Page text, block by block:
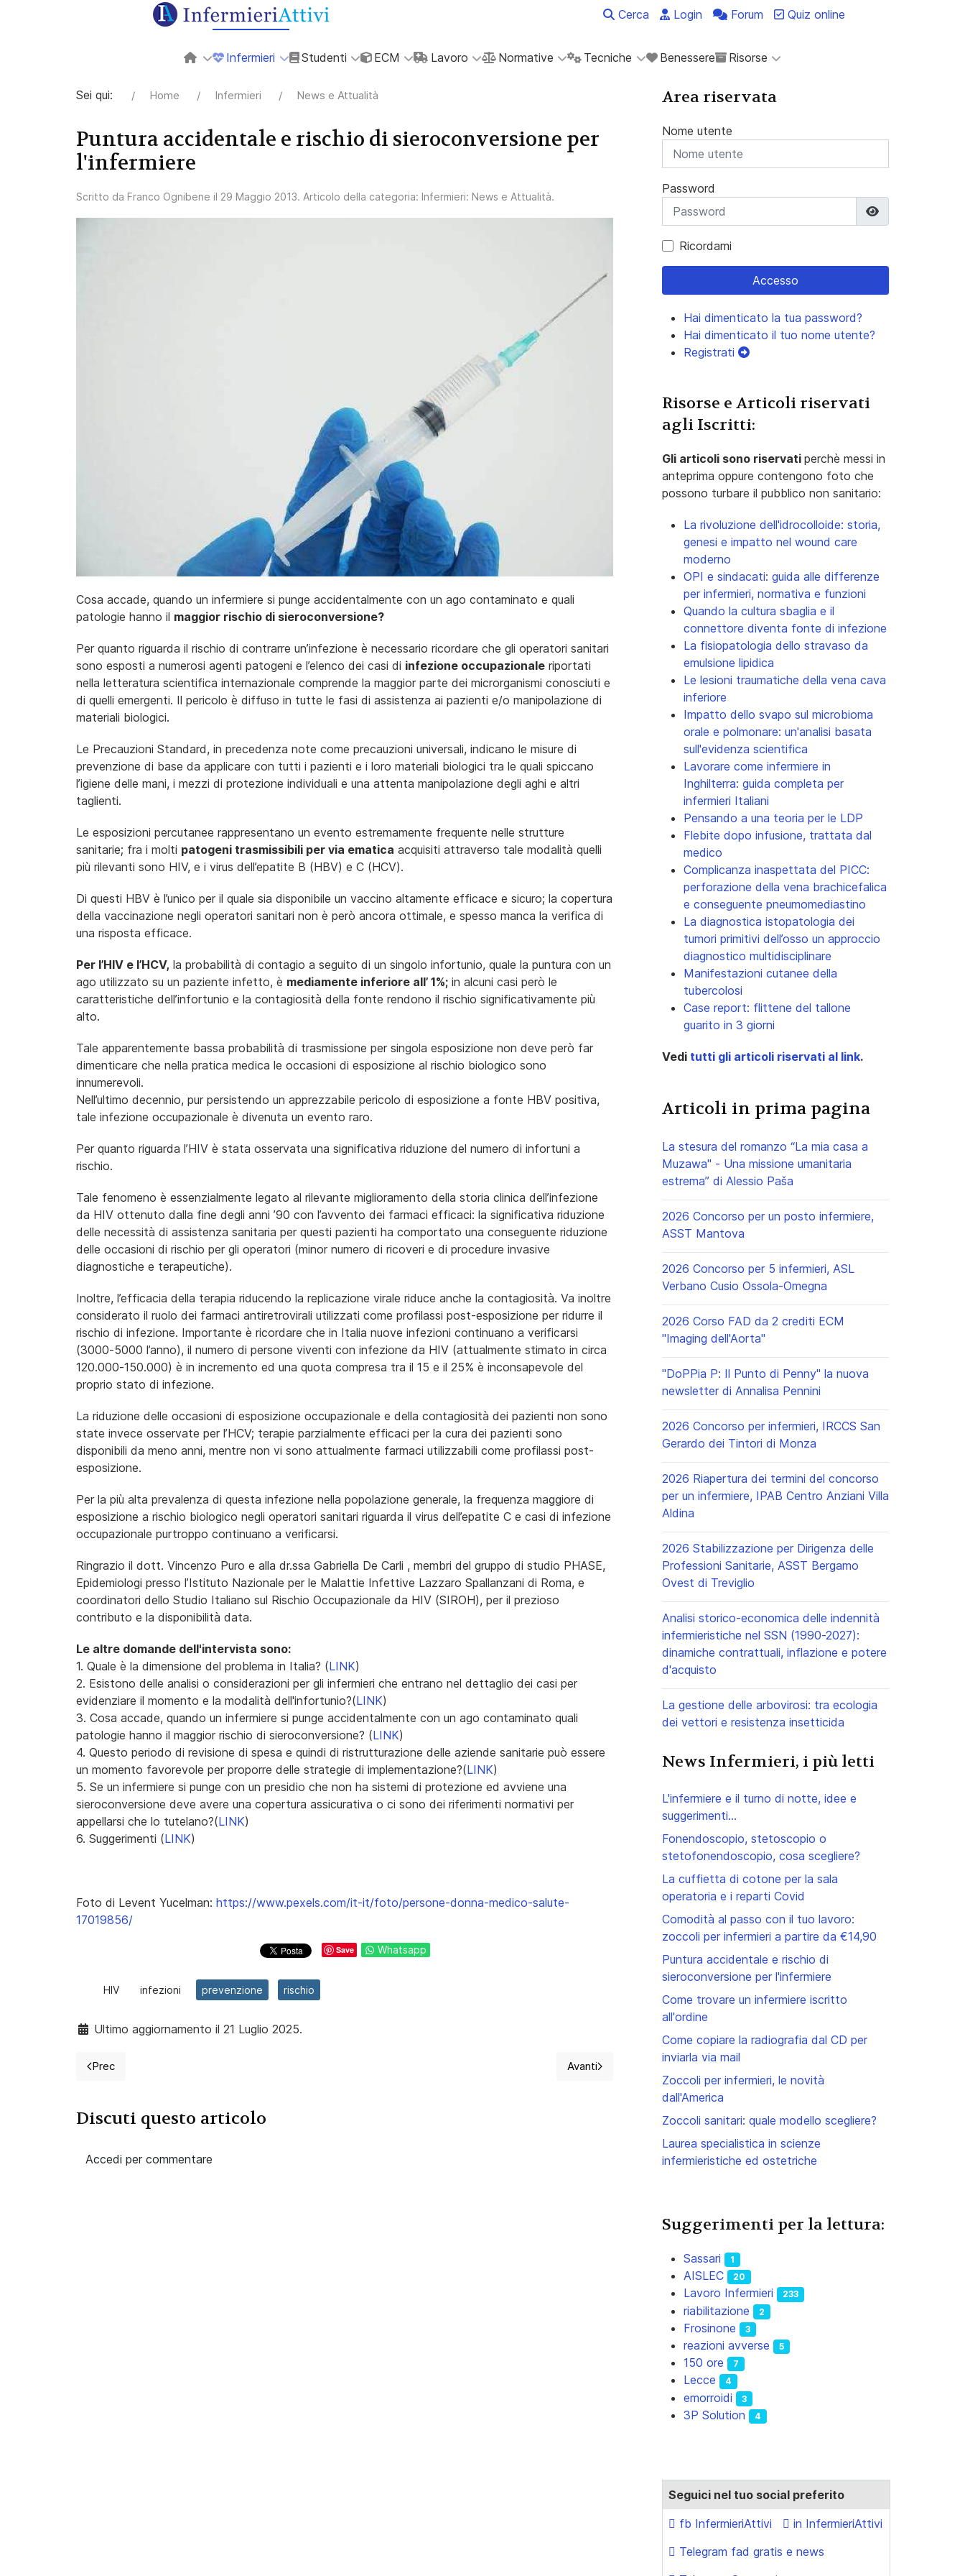
Cerca Login Forum Quiz online
Infermieri Studenti ECM Lavoro Normative Tecniche Benessere Risorse
Sei qui: Home Infermieri News e Attualità
Puntura accidentale e rischio di sieroconversione per
l'infermiere
Scritto da Franco Ognibene il 29 Maggio 2013. Articolo della categoria: Infermieri: News e Attualità.
Cosa accade, quando un infermiere si punge accidentalmente con un ago contaminato e quali
patologie hanno il maggior rischio di sieroconversione?
Per quanto riguarda il rischio di contrarre un’infezione è necessario ricordare che gli operatori sanitari
sono esposti a numerosi agenti patogeni e l’elenco dei casi di infezione occupazionale riportati
nella letteratura scientifica internazionale comprende la maggior parte dei microrganismi conosciuti e
di quelli emergenti. Il pericolo è diffuso in tutte le fasi di assistenza ai pazienti e/o manipolazione di
materiali biologici.
Le Precauzioni Standard, in precedenza note come precauzioni universali, indicano le misure di
prevenzione di base da applicare con tutti i pazienti e i loro materiali biologici tra le quali spiccano
l’igiene delle mani, i mezzi di protezione individuali e una attenta manipolazione degli aghi e altri
taglienti.
Le esposizioni percutanee rappresentano un evento estremamente frequente nelle strutture
sanitarie; fra i molti patogeni trasmissibili per via ematica acquisiti attraverso tale modalità quelli
più rilevanti sono HIV, e i virus dell’epatite B (HBV) e C (HCV).
Di questi HBV è l’unico per il quale sia disponibile un vaccino altamente efficace e sicuro; la copertura
della vaccinazione negli operatori sanitari non è però ancora ottimale, e spesso manca la verifica di
una risposta efficace.
Per l’HIV e l’HCV, la probabilità di contagio a seguito di un singolo infortunio, quale la puntura con un
ago utilizzato su un paziente infetto, è mediamente inferiore all’ 1%; in alcuni casi però le
caratteristiche dell’infortunio e la contagiosità della fonte rendono il rischio significativamente più
alto.
Tale apparentemente bassa probabilità di trasmissione per singola esposizione non deve però far
dimenticare che nella pratica medica le occasioni di esposizione al rischio biologico sono
innumerevoli.
Nell’ultimo decennio, pur persistendo un apprezzabile pericolo di esposizione a fonte HBV positiva,
tale infezione occupazionale è divenuta un evento raro.
Per quanto riguarda l’HIV è stata osservata una significativa riduzione del numero di infortuni a
rischio.
Tale fenomeno è essenzialmente legato al rilevante miglioramento della storia clinica dell’infezione
da HIV ottenuto dalla fine degli anni ’90 con l’avvento dei farmaci efficaci: la significativa riduzione
delle necessità di assistenza sanitaria per questi pazienti ha comportato una conseguente riduzione
delle occasioni di rischio per gli operatori (minor numero di ricoveri e di procedure invasive
diagnostiche e terapeutiche).
Inoltre, l’efficacia della terapia riducendo la replicazione virale riduce anche la contagiosità. Va inoltre
considerato il ruolo dei farmaci antiretrovirali utilizzati come profilassi post-esposizione per ridurre il
rischio di infezione. Importante è ricordare che in Italia nuove infezioni continuano a verificarsi
(3000-5000 l’anno), il numero di persone viventi con infezione da HIV (attualmente stimato in circa
120.000-150.000) è in incremento ed una quota compresa tra il 15 e il 25% è inconsapevole del
proprio stato di infezione.
La riduzione delle occasioni di esposizione occupazionale e della contagiosità dei pazienti non sono
state invece osservate per l’HCV; terapie parzialmente efficaci per la cura dei pazienti sono
disponibili da meno anni, mentre non vi sono attualmente farmaci utilizzabili come profilassi post-
esposizione.
Per la più alta prevalenza di questa infezione nella popolazione generale, la frequenza maggiore di
esposizione a rischio biologico negli operatori sanitari riguarda il virus dell’epatite C e casi di infezione
occupazionale purtroppo continuano a verificarsi.
Ringrazio il dott. Vincenzo Puro e alla dr.ssa Gabriella De Carli , membri del gruppo di studio PHASE,
Epidemiologi presso l’Istituto Nazionale per le Malattie Infettive Lazzaro Spallanzani di Roma, e
coordinatori dello Studio Italiano sul Rischio Occupazionale da HIV (SIROH), per il prezioso
contributo e la disponibilità data.
Le altre domande dell'intervista sono:
1. Quale è la dimensione del problema in Italia? (LINK)
2. Esistono delle analisi o considerazioni per gli infermieri che entrano nel dettaglio dei casi per
evidenziare il momento e la modalità dell'infortunio?(LINK)
3. Cosa accade, quando un infermiere si punge accidentalmente con un ago contaminato quali
patologie hanno il maggior rischio di sieroconversione? (LINK)
4. Questo periodo di revisione di spesa e quindi di ristrutturazione delle aziende sanitarie può essere
un momento favorevole per proporre delle strategie di implementazione?(LINK)
5. Se un infermiere si punge con un presidio che non ha sistemi di protezione ed avviene una
sieroconversione deve avere una copertura assicurativa o ci sono dei riferimenti normativi per
appellarsi che lo tutelano?(LINK)
6. Suggerimenti (LINK)
Foto di Levent Yucelman: https://www.pexels.com/it-it/foto/persone-donna-medico-salute-
17019856/
Save Whatsapp
HIV infezioni prevenzione rischio
Ultimo aggiornamento il 21 Luglio 2025.
Articolo precedente: Infermieri e punture accidentali, momento e modalità dell'infortunio, analisi.
Prec Articolo successivo: Punture accidentali, la revisione di spesa un opportunità
Avanti
Discuti questo articolo
Accedi per commentare
Area riservata
Nome utente
Password
Ricordami
Accesso
Hai dimenticato la tua password?
Hai dimenticato il tuo nome utente?
Registrati
Risorse e Articoli riservati
agli Iscritti:
Gli articoli sono riservati perchè messi in
anteprima oppure contengono foto che
possono turbare il pubblico non sanitario:
La rivoluzione dell'idrocolloide: storia,
genesi e impatto nel wound care
moderno
OPI e sindacati: guida alle differenze
per infermieri, normativa e funzioni
Quando la cultura sbaglia e il
connettore diventa fonte di infezione
La fisiopatologia dello stravaso da
emulsione lipidica
Le lesioni traumatiche della vena cava
inferiore
Impatto dello svapo sul microbioma
orale e polmonare: un'analisi basata
sull'evidenza scientifica
Lavorare come infermiere in
Inghilterra: guida completa per
infermieri Italiani
Pensando a una teoria per le LDP
Flebite dopo infusione, trattata dal
medico
Complicanza inaspettata del PICC:
perforazione della vena brachicefalica
e conseguente pneumomediastino
La diagnostica istopatologia dei
tumori primitivi dell’osso un approccio
diagnostico multidisciplinare
Manifestazioni cutanee della
tubercolosi
Case report: flittene del tallone
guarito in 3 giorni
Vedi tutti gli articoli riservati al link.
Articoli in prima pagina
La stesura del romanzo “La mia casa a
Muzawa" - Una missione umanitaria
estrema” di Alessio Paša
2026 Concorso per un posto infermiere,
ASST Mantova
2026 Concorso per 5 infermieri, ASL
Verbano Cusio Ossola-Omegna
2026 Corso FAD da 2 crediti ECM
"Imaging dell'Aorta"
"DoPPia P: Il Punto di Penny" la nuova
newsletter di Annalisa Pennini
2026 Concorso per infermieri, IRCCS San
Gerardo dei Tintori di Monza
2026 Riapertura dei termini del concorso
per un infermiere, IPAB Centro Anziani Villa
Aldina
2026 Stabilizzazione per Dirigenza delle
Professioni Sanitarie, ASST Bergamo
Ovest di Treviglio
Analisi storico-economica delle indennità
infermieristiche nel SSN (1990-2027):
dinamiche contrattuali, inflazione e potere
d'acquisto
La gestione delle arbovirosi: tra ecologia
dei vettori e resistenza insetticida
News Infermieri, i più letti
L'infermiere e il turno di notte, idee e
suggerimenti...
Fonendoscopio, stetoscopio o
stetofonendoscopio, cosa scegliere?
La cuffietta di cotone per la sala
operatoria e i reparti Covid
Comodità al passo con il tuo lavoro:
zoccoli per infermieri a partire da €14,90
Puntura accidentale e rischio di
sieroconversione per l'infermiere
Come trovare un infermiere iscritto
all'ordine
Come copiare la radiografia dal CD per
inviarla via mail
Zoccoli per infermieri, le novità
dall'America
Zoccoli sanitari: quale modello scegliere?
Laurea specialistica in scienze
infermieristiche ed ostetriche
Suggerimenti per la lettura:
Sassari 1
AISLEC 20
Lavoro Infermieri 233
riabilitazione 2
Frosinone 3
reazioni avverse 5
150 ore 7
Lecce 4
emorroidi 3
3P Solution 4
Seguici nel tuo social preferito
fb InfermieriAttivi
in InfermieriAttivi
Telegram fad gratis e news